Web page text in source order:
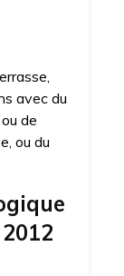
avec du
de
ou du